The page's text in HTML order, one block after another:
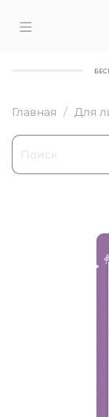
Главная Для